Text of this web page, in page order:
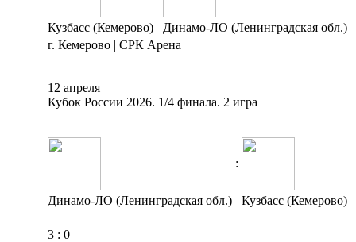
Кузбасс (Кемерово)
Динамо-ЛО (Ленинградская обл.)
г. Кемерово | СРК Арена
12 апреля
Кубок России 2026. 1/4 финала. 2 игра
:
Динамо-ЛО (Ленинградская обл.) Кузбасс (Кемерово)
3 : 0